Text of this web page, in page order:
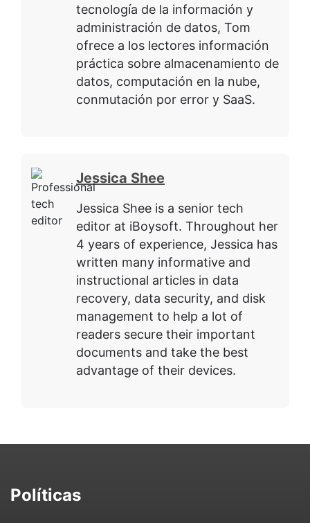
tecnología de la información y
administración de datos, Tom
ofrece a los lectores información
práctica sobre almacenamiento de
datos, computación en la nube,
conmutación por error y SaaS.
Jessica Shee
Jessica Shee is a senior tech
editor at iBoysoft. Throughout her
4 years of experience, Jessica has
written many informative and
instructional articles in data
recovery, data security, and disk
management to help a lot of
readers secure their important
documents and take the best
advantage of their devices.
Políticas